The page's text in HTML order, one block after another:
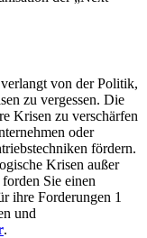
verlangt von der Politik,
zu vergessen. Die
Krisen zu verschärfen
oder
fördern.
Krisen außer
Sie einen
ihre Forderungen 1
und
.